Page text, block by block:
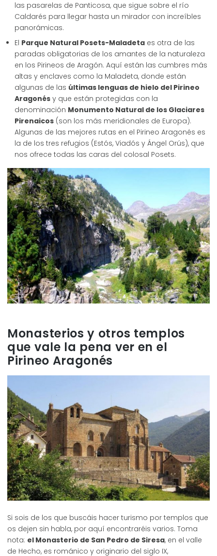
las pasarelas de Panticosa, que sigue sobre el río
Caldarés para llegar hasta un mirador con increíbles
panorámicas.
El Parque Natural Posets-Maladeta es otra de las
paradas obligatorias de los amantes de la naturaleza
en los Pirineos de Aragón. Aquí están las cumbres más
altas y enclaves como la Maladeta, donde están
algunas de las últimas lenguas de hielo del Pirineo
Aragonés y que están protegidas con la
denominación Monumento Natural de los Glaciares
Pirenaicos (son los más meridionales de Europa).
Algunas de las mejores rutas en el Pirineo Aragonés es
la de los tres refugios (Estós, Viadós y Ángel Orús), que
nos ofrece todas las caras del colosal Posets.
Monasterios y otros templos
que vale la pena ver en el
Pirineo Aragonés
Si sois de los que buscáis hacer turismo por templos que
os dejen sin habla, por aquí encontraréis varios. Toma
nota: el Monasterio de San Pedro de Siresa, en el valle
de Hecho, es románico y originario del siglo IX,